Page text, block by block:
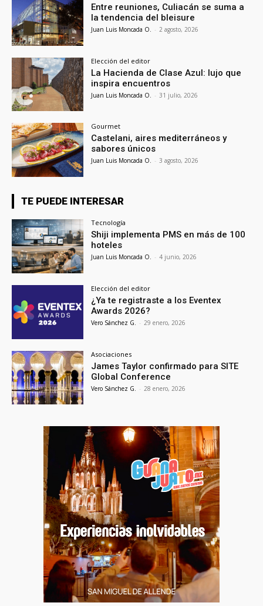
Entre reuniones, Culiacán se suma a
la tendencia del bleisure
Juan Luis Moncada O. - 2 agosto, 2026
Elección del editor
La Hacienda de Clase Azul: lujo que
inspira encuentros
Juan Luis Moncada O. - 31 julio, 2026
Gourmet
Castelani, aires mediterráneos y
sabores únicos
Juan Luis Moncada O. - 3 agosto, 2026
TE PUEDE INTERESAR
Tecnología
Shiji implementa PMS en más de 100
hoteles
Juan Luis Moncada O. - 4 junio, 2026
Elección del editor
¿Ya te registraste a los Eventex
Awards 2026?
Vero Sánchez G. - 29 enero, 2026
Asociaciones
James Taylor confirmado para SITE
Global Conference
Vero Sánchez G. - 28 enero, 2026